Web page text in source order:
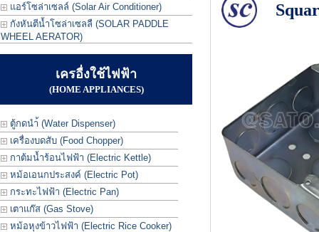
แอร์โซล่าเซลล์ (Solar Air Conditioner)
กังหันตีน้ำโซล่าเซลลื (SOLAR PADDLE
WHEEL AERATOR)
เครอื่งใช้ไฟฟ้า
(HOME APPLIANCES)
ตู้กดนำ้ (Water Dispenser)
เครื่องบดสับ (Food Chopper)
กาต้มน้ำร้อนไฟฟ้า (Electric Kettle)
หม้อเอนกประสงค์ (Electric Pot)
กระทะไฟฟ้า (Electric Pan)
เตาแก๊ส (Gas Stove)
หม้อหุงข้าวไฟฟ้า (Electric Rice Cooker)